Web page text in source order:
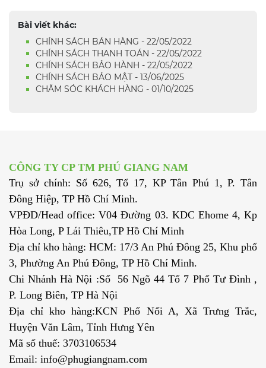
Bài viết khác:
CHÍNH SÁCH BÁN HÀNG - 22/05/2022
CHÍNH SÁCH THANH TOÁN - 22/05/2022
CHÍNH SÁCH BẢO HÀNH - 22/05/2022
CHÍNH SÁCH BẢO MẬT - 13/06/2025
CHĂM SÓC KHÁCH HÀNG - 01/10/2025
CÔNG TY CP TM PHÚ GIANG NAM
Trụ sở chính: Số 626, Tổ 17, KP Tân Phú 1, P. Tân
Đông Hiệp, TP Hồ Chí Minh.
VPĐD/Head office: V04 Đường 03. KDC Ehome 4, Kp
Hòa Long, P Lái Thiêu,TP Hồ Chí Minh
Địa chỉ kho hàng: HCM: 17/3 An Phú Đông 25, Khu phố
3, Phường An Phú Đông, TP Hồ Chí Minh.
Chi Nhánh Hà Nội :Số 56 Ngõ 44 Tổ 7 Phố Tư Đình ,
P. Long Biên, TP Hà Nội
Địa chỉ kho hàng:KCN Phố Nối A, Xã Trưng Trắc,
Huyện Văn Lâm, Tỉnh Hưng Yên
Mã số thuế: 3703106534
Email: info@phugiangnam.com